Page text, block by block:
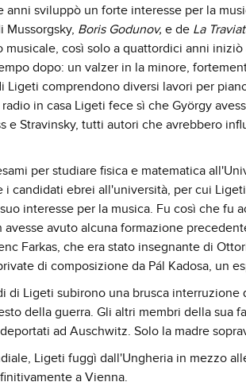
anni sviluppò un forte interesse per la
Mussorgsky, Boris Godunov, e de La
così solo a quattordici anni
dopo: un valzer in la minore,
Ligeti comprendono diversi lavori per
in casa Ligeti fece sì che György
e Stravinsky, tutti autori che avrebbero
per studiare fisica e matematica
candidati ebrei all'università, per cui
interesse per la musica. Fu così che fu
avuto alcuna formazione
Farkas, che era stato insegnante di
di composizione da Pál Kadosa, un
di Ligeti subirono una brusca
della guerra. Gli altri membri della sua
ad Auschwitz. Solo la madre
Ligeti fuggì dall'Ungheria in mezzo
a Vienna.